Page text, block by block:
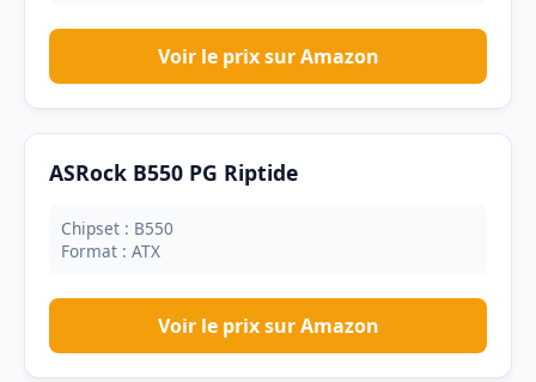
Voir le prix sur Amazon
ASRock B550 PG Riptide
Chipset : B550
Format : ATX
Voir le prix sur Amazon